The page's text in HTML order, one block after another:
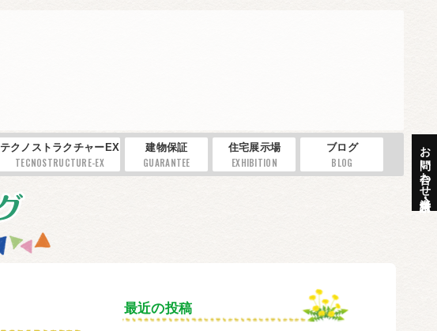
お問い合わせ・資料請求
テクノストラクチャーEX
TECNOSTRUCTURE-EX
建物保証
GUARANTEE
住宅展示場
EXHIBITION
ブログ
BLOG
最近の投稿